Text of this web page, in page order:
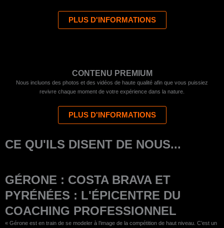
PLUS D'INFORMATIONS
CONTENU PREMIUM
Nous incluons des photos et des vidéos de haute qualité afin que vous puissiez
revivre chaque moment de votre expérience dans la nature.
PLUS D'INFORMATIONS
CE QU'ILS DISENT DE NOUS...
GÉRONE : COSTA BRAVA ET
PYRÉNÉES : L'ÉPICENTRE DU
COACHING PROFESSIONNEL
« Gérone est en train de se modeler à l’image de la compétition de haut niveau. C’est un